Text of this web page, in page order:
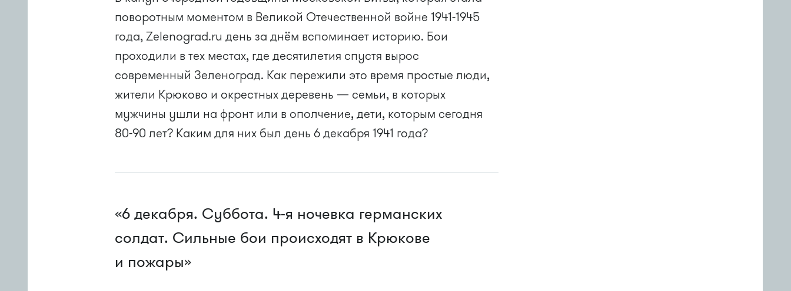
поворотным моментом в Великой Отечественной войне 1941-1945
года, Zelenograd.ru день за днём вспоминает историю. Бои
проходили в тех местах, где десятилетия спустя вырос
современный Зеленоград. Как пережили это время простые люди,
жители Крюково и окрестных деревень — семьи, в которых
мужчины ушли на фронт или в ополчение, дети, которым сегодня
80-90 лет? Каким для них был день 6 декабря 1941 года?
«6 декабря. Суббота. 4-я ночевка германских
солдат. Сильные бои происходят в Крюкове
и пожары»